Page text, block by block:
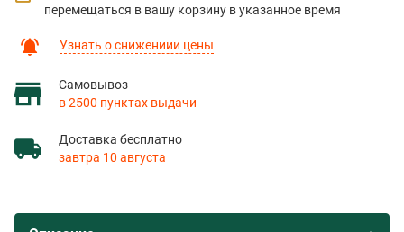
Узнать о снижениии цены
Самовывоз
в 2500 пунктах выдачи
Доставка бесплатно
завтра 10 августа
перемещаться в вашу корзину в указанное время